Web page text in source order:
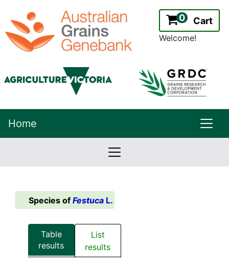
0 Cart
Welcome!
Home
Version:
2.2.0
Species of Festuca L.
Table
results
List
results